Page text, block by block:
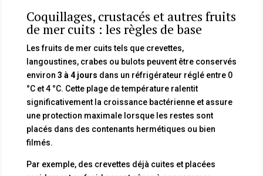
Coquillages, crustacés et autres fruits
de mer cuits : les règles de base
Les fruits de mer cuits tels que crevettes,
langoustines, crabes ou bulots peuvent être conservés
environ 3 à 4 jours dans un réfrigérateur réglé entre 0
°C et 4 °C. Cette plage de température ralentit
significativement la croissance bactérienne et assure
une protection maximale lorsque les restes sont
placés dans des contenants hermétiques ou bien
filmés.
Par exemple, des crevettes déjà cuites et placées